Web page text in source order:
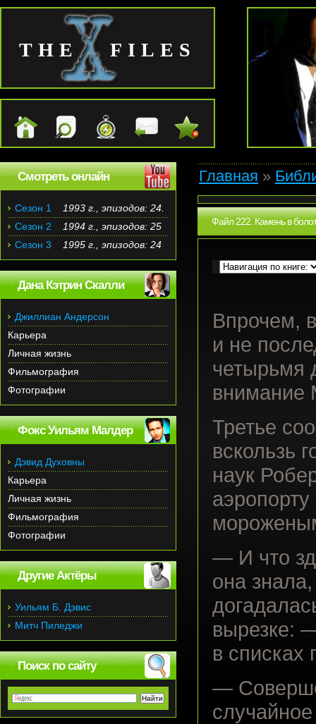
THE FILES
Главная »
Файл 222. Камень в
Впрочем,
и не
четырьмя
внимание
Третье
вскользь
наук
— И что
она
вырезке:
в списках
—
Смотреть онлайн
Сезон 1
1993 г., эпизодов: 24.
Сезон 2
1994 г., эпизодов: 25
Сезон 3
1995 г., эпизодов: 24
Дана Кэтрин Скалли
Джиллиан Андерсон
Карьера
Личная жизнь
Фильмография
Фотографии
Фокс Уильям Малдер
Дэвид Духовны
Карьера
Личная жизнь
Фильмография
Фотографии
Другие Актёры
Уильям Б. Дэвис
Митч Пиледжи
Поиск по сайту